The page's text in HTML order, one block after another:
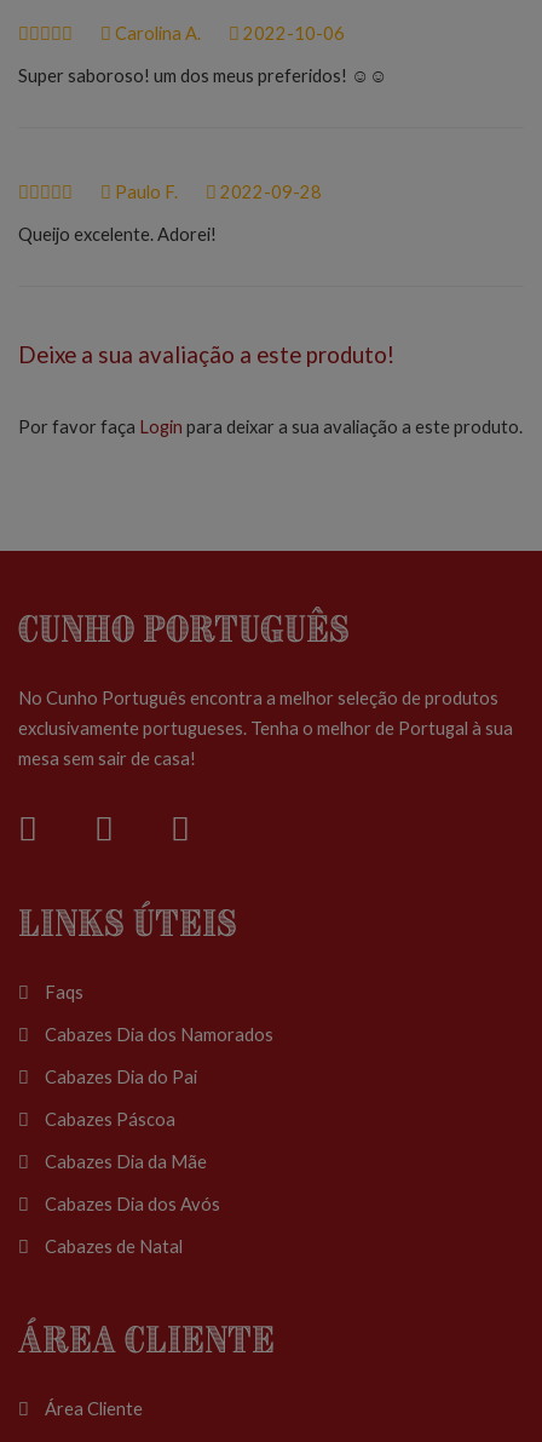
Carolina A. 2022-10-06
Super saboroso! um dos meus preferidos! ☺️☺️
Paulo F. 2022-09-28
Queijo excelente. Adorei!
Deixe a sua avaliação a este produto!
Por favor faça Login para deixar a sua avaliação a este produto.
Cunho Português
No Cunho Português encontra a melhor seleção de produtos
exclusivamente portugueses. Tenha o melhor de Portugal à sua
mesa sem sair de casa!
Links Úteis
Faqs
Cabazes Dia dos Namorados
Cabazes Dia do Pai
Cabazes Páscoa
Cabazes Dia da Mãe
Cabazes Dia dos Avós
Cabazes de Natal
Área Cliente
Área Cliente